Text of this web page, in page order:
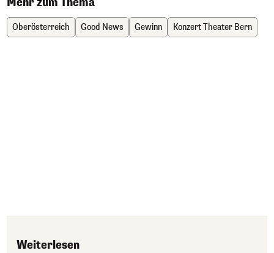
Oberösterreich Good News Gewinn Konzert Theater Bern
Weiterlesen